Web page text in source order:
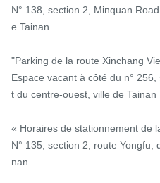
N° 138, section 2, Minquan
e Tainan
"Parking de la route Xinchang
Espace vacant à côté du n°
t du centre-ouest, ville de Tainan
« Horaires de stationnement de
N° 135, section 2, route Yongfu,
nan